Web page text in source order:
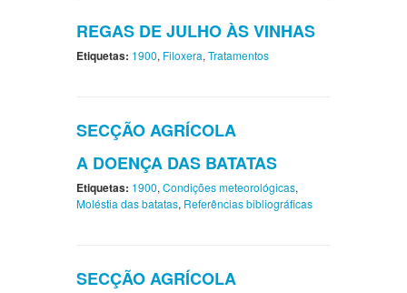
REGAS DE JULHO ÀS VINHAS
Etiquetas: 1900, Filoxera, Tratamentos
SECÇÃO AGRÍCOLA
A DOENÇA DAS BATATAS
Etiquetas: 1900, Condições meteorológicas,
Moléstia das batatas, Referências bibliográficas
SECÇÃO AGRÍCOLA